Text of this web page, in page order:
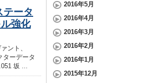
ータ
強化
ント、
ターデータ
坂 ...
2016年5月
2016年4月
2016年3月
2016年2月
2016年1月
2015年12月